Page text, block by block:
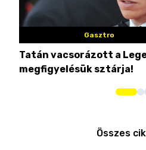
Gasztro
Tatán vacsorázott a
megfigyelésük sztárja!
Összes